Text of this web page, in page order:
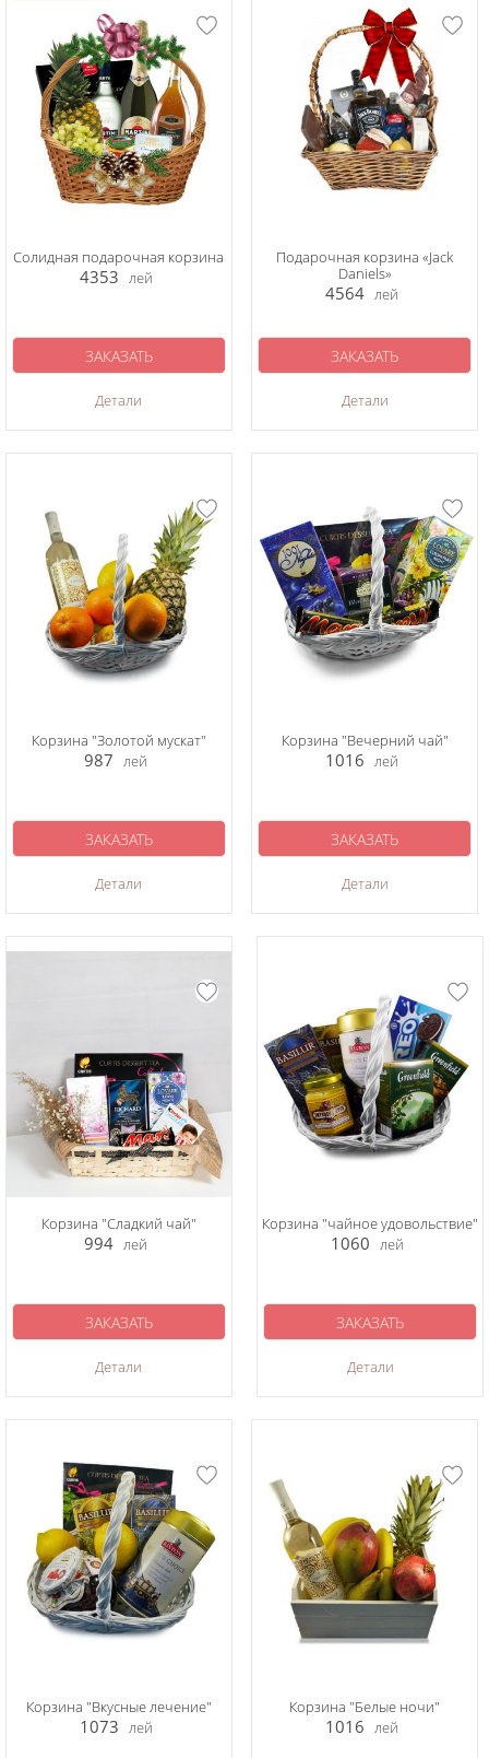
Солидная подарочная корзина
4353 лей
Детали
ЗАКАЗАТЬ
Подарочная корзина «Jack
Daniels»
4564 лей
Детали
ЗАКАЗАТЬ
Корзина "Золотой мускат"
987 лей
Детали
ЗАКАЗАТЬ
Корзина "Вечерний чай"
1016 лей
Детали
ЗАКАЗАТЬ
Корзина "Сладкий чай"
994 лей
Детали
ЗАКАЗАТЬ
Корзина "чайное удовольствие"
1060 лей
Детали
ЗАКАЗАТЬ
Корзина "Вкусные лечение"
1073 лей
Корзина "Белые ночи"
1016 лей